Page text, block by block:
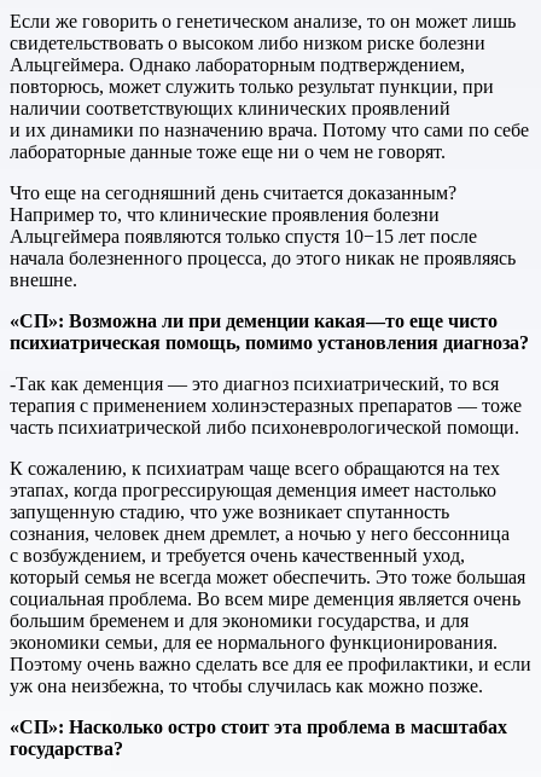
Если же говорить о генетическом анализе, то он может лишь
свидетельствовать о высоком либо низком риске болезни
Альцгеймера. Однако лабораторным подтверждением,
повторюсь, может служить только результат пункции, при
наличии соответствующих клинических проявлений
и их динамики по назначению врача. Потому что сами по себе
лабораторные данные тоже еще ни о чем не говорят.
Что еще на сегодняшний день считается доказанным?
Например то, что клинические проявления болезни
Альцгеймера появляются только спустя 10−15 лет после
начала болезненного процесса, до этого никак не проявляясь
внешне.
«СП»: Возможна ли при деменции какая—то еще чисто
психиатрическая помощь, помимо установления диагноза?
-Так как деменция — это диагноз психиатрический, то вся
терапия с применением холинэстеразных препаратов — тоже
часть психиатрической либо психоневрологической помощи.
К сожалению, к психиатрам чаще всего обращаются на тех
этапах, когда прогрессирующая деменция имеет настолько
запущенную стадию, что уже возникает спутанность
сознания, человек днем дремлет, а ночью у него бессонница
с возбуждением, и требуется очень качественный уход,
который семья не всегда может обеспечить. Это тоже большая
социальная проблема. Во всем мире деменция является очень
большим бременем и для экономики государства, и для
экономики семьи, для ее нормального функционирования.
Поэтому очень важно сделать все для ее профилактики, и если
уж она неизбежна, то чтобы случилась как можно позже.
«СП»: Насколько остро стоит эта проблема в масштабах
государства?